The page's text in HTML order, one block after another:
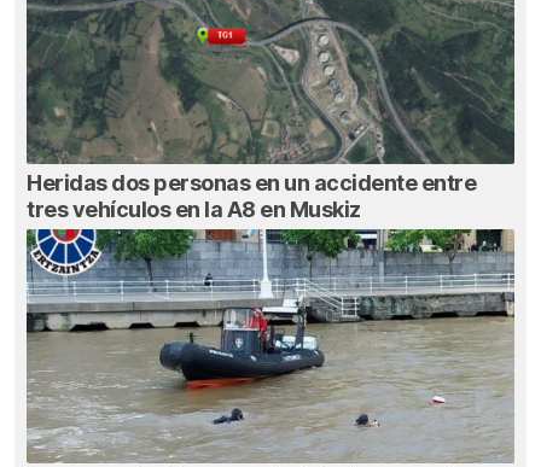
Heridas dos personas en un accidente entre
tres vehículos en la A8 en Muskiz